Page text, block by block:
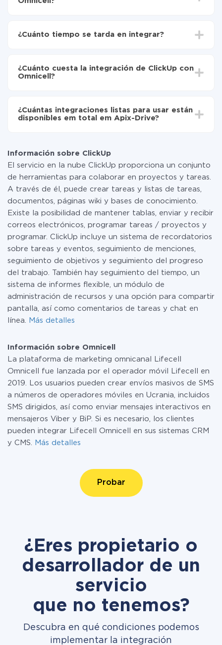
Elija qué datos transferir de ClickUp a Omnicell
de ClickUp a Omnicell
¿Cuánto tiempo se tarda en integrar?
oscilar entre 5 y 30 minutos. En promedio, la
configuración tarda entre 10 y 15 minutos.
¿Cuánto cuesta la integración de ClickUp con
Omnicell?
tarifas. Usted solo paga por la cantidad de datos que
realmente se transfieren de uno de sus sistemas a otro
manera segura un plan de tarifa gratuita o cambiar a
uno de pago, si es necesario. Más detalles sobre
tarifas.
¿Cuántas integraciones listas para usar están
disponibles em total em Apix-Drive?
Información sobre ClickUp
El servicio en la nube ClickUp proporciona un conjunto
de herramientas para colaborar en proyectos y tareas.
A través de él, puede crear tareas y listas de tareas,
documentos, páginas wiki y bases de conocimiento.
Existe la posibilidad de mantener tablas, enviar y recibir
correos electrónicos, programar tareas / proyectos y
programar. ClickUp incluye un sistema de recordatorios
sobre tareas y eventos, seguimiento de menciones,
seguimiento de objetivos y seguimiento del progreso
del trabajo. También hay seguimiento del tiempo, un
sistema de informes flexible, un módulo de
administración de recursos y una opción para compartir
pantalla, así como comentarios de tareas y chat en
línea.
Más detalles
Información sobre Omnicell
La plataforma de marketing omnicanal Lifecell
Omnicell fue lanzada por el operador móvil Lifecell en
2019. Los usuarios pueden crear envíos masivos de SMS
a números de operadores móviles en Ucrania, incluidos
SMS dirigidos, así como enviar mensajes interactivos en
mensajeros Viber y BiP. Si es necesario, los clientes
pueden integrar Lifecell Omnicell en sus sistemas CRM
y CMS.
Más detalles
Probar
¿Eres propietario o
desarrollador de un
servicio
que no tenemos?
Descubra en qué condiciones podemos
implementar la integración